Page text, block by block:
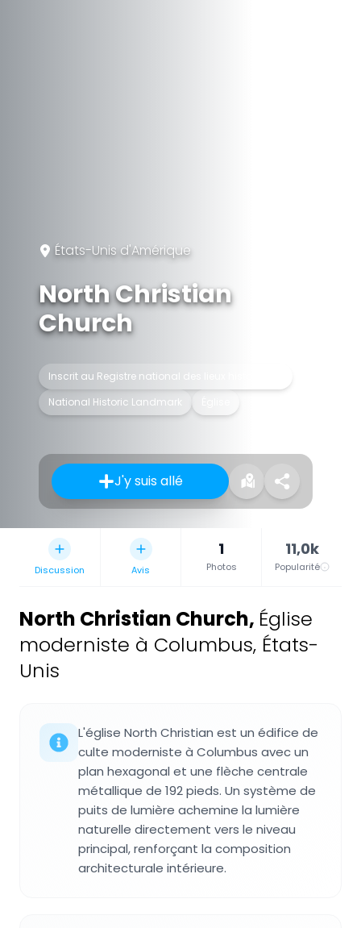
États-Unis d'Amérique
North Christian
Church
Inscrit au Registre national des lieux historiques
National Historic Landmark
J'y suis allé
Discussion Avis
1
Photos
11,0k
Popularité
North Christian Church, Église
moderniste à Columbus, États-
Unis
L'église North Christian est un édifice de
culte moderniste à Columbus avec un
plan hexagonal et une flèche centrale
métallique de 192 pieds. Un système de
puits de lumière achemine la lumière
naturelle directement vers le niveau
principal, renforçant la composition
architecturale intérieure.